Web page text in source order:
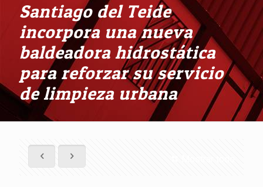
Santiago del Teide
incorpora una nueva
baldeadora hidrostática
para reforzar su servicio
de limpieza urbana